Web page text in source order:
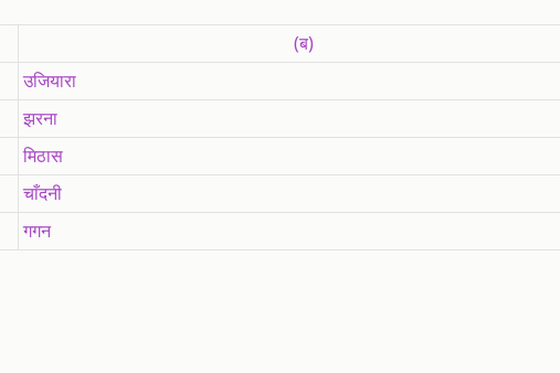
(ब)
उजियारा
झरना
मिठास
चाँदनी
गगन